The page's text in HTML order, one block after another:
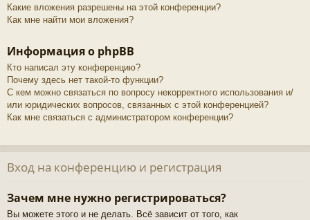
Какие вложения разрешены на этой конференции?
Как мне найти мои вложения?
Информация о phpBB
Кто написал эту конференцию?
Почему здесь нет такой-то функции?
С кем можно связаться по вопросу некорректного использования и/
или юридических вопросов, связанных с этой конференцией?
Как мне связаться с администратором конференции?
Вход на конференцию и регистрация
Зачем мне нужно регистрироваться?
Вы можете этого и не делать. Всё зависит от того, как